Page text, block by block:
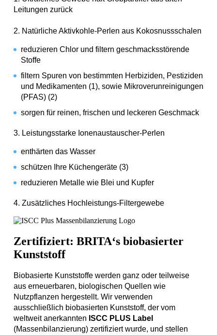
Leitungen zurück
2. Natürliche Aktivkohle-Perlen aus Kokosnussschalen
reduzieren Chlor und filtern geschmacksstörende
Stoffe
filtern Spuren von bestimmten Herbiziden, Pestiziden
und Medikamenten (1), sowie Mikroverunreinigungen
(PFAS) (2)
sorgen für reinen, frischen und leckeren Geschmack
3. Leistungsstarke Ionenaustauscher-Perlen
enthärten das Wasser
schützen Ihre Küchengeräte (3)
reduzieren Metalle wie Blei und Kupfer
4. Zusätzliches Hochleistungs-Filtergewebe
Zertifiziert: BRITA‘s biobasierter
Kunststoff
Biobasierte Kunststoffe werden ganz oder teilweise
aus erneuerbaren, biologischen Quellen wie
Nutzpflanzen hergestellt. Wir verwenden
ausschließlich biobasierten Kunststoff, der vom
weltweit anerkannten ISCC PLUS Label
(Massenbilanzierung) zertifiziert wurde, und stellen